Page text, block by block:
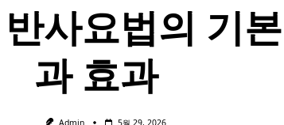
반사요법의 기
과 효과 ​ ​
Admin 5월 29, 2026